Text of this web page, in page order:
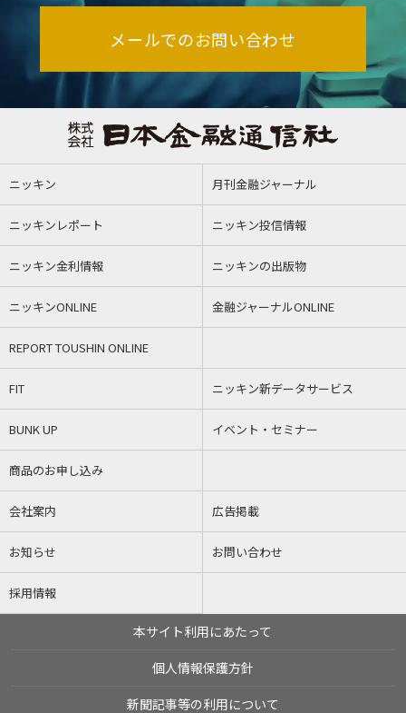
メールでのお問い合わせ
ニッキン 月刊金融ジャーナル
ニッキンレポート ニッキン投信情報
ニッキン金利情報 ニッキンの出版物
ニッキンONLINE 金融ジャーナルONLINE
REPORT TOUSHIN ONLINE
FIT ニッキン新データサービス
BUNK UP イベント・セミナー
商品のお申し込み
会社案内 広告掲載
お知らせ お問い合わせ
採用情報
本サイト利用にあたって
個人情報保護方針
新聞記事等の利用について